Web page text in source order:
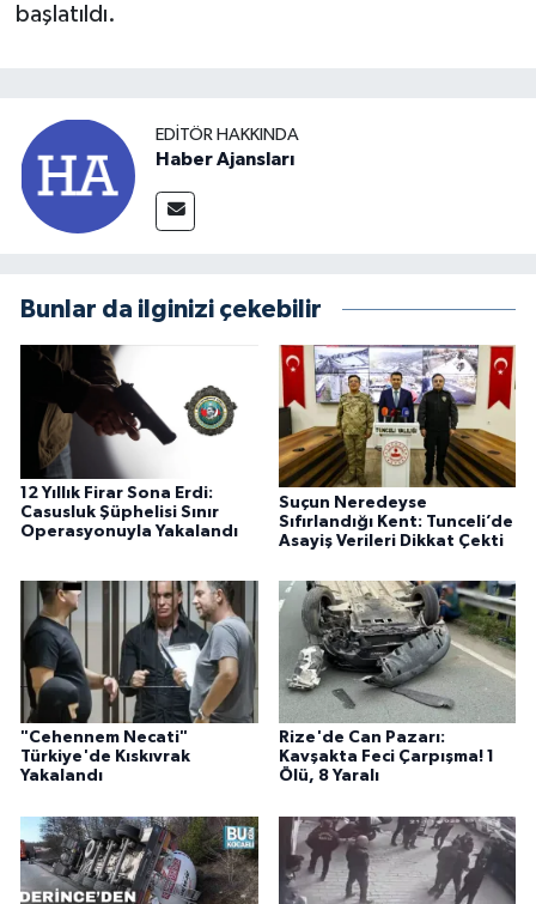
başlatıldı.
EDITÖR HAKKINDA
Haber Ajansları
Bunlar da ilginizi çekebilir
12 Yıllık Firar Sona Erdi:
Casusluk Şüphelisi Sınır
Operasyonuyla Yakalandı
Suçun Neredeyse
Sıfırlandığı Kent: Tunceli’de
Asayiş Verileri Dikkat Çekti
"Cehennem Necati"
Türkiye'de Kıskıvrak
Yakalandı
Rize'de Can Pazarı:
Kavşakta Feci Çarpışma! 1
Ölü, 8 Yaralı